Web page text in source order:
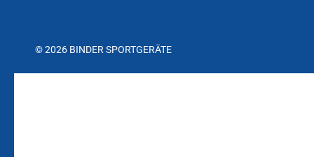
© 2026 BINDER SPORTGERÄTE